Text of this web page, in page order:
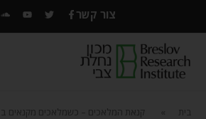
צור קשר
בית קנאת המלאכים – כשמלאכים מקנאים